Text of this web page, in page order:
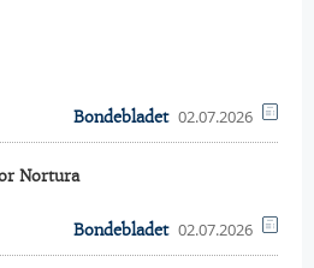
Bondebladet 02.07.2026
Nortura
Bondebladet 02.07.2026